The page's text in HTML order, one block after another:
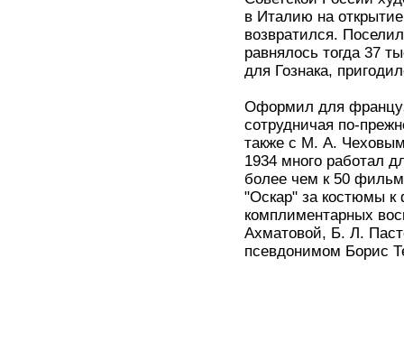
в Италию на
возвратился.
равнялось тогда 37
для Гознака,
Оформил для
сотрудничая по-
также с М. А.
1934 много работал
более чем к 50
"Оскар" за костюмы
комплиментарных
Ахматовой, Б. Л.
псевдонимом Борис